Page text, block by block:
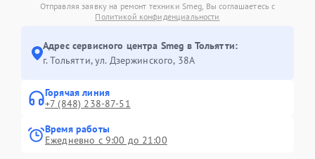
Отправляя заявку на ремонт техники Smeg, Вы соглашаетесь с
Политикой конфиденциальности
Адрес сервисного центра Smeg в Тольятти:
г. Тольятти, ул. Дзержинского, 38А
Горячая линия
+7 (848) 238-87-51
Время работы
Ежедневно с 9:00 до 21:00